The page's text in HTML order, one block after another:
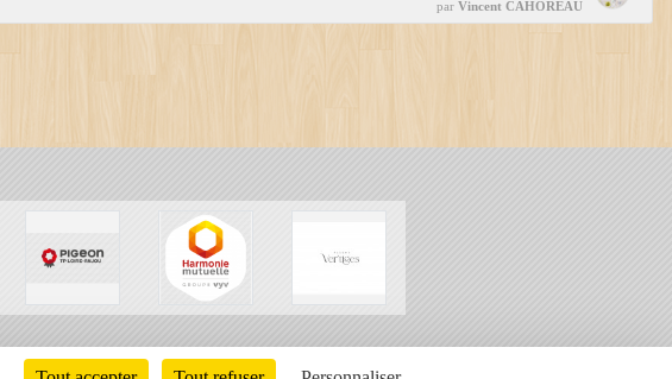
par Vincent CAHOREAU
Charte cookies Gestion des cookies